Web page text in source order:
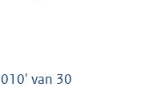
van 30